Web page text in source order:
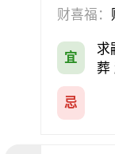
财喜福：
宜
求
葬
忌